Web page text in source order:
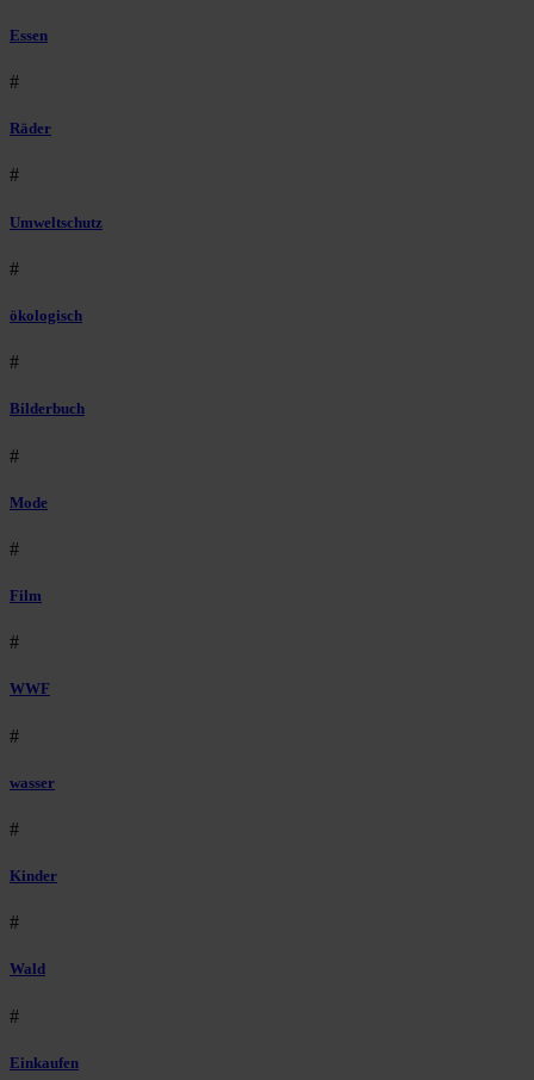
Essen
#
Räder
#
Umweltschutz
#
ökologisch
#
Bilderbuch
#
Mode
#
Film
#
WWF
#
wasser
#
Kinder
#
Wald
#
Einkaufen